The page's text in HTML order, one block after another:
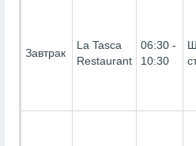
Завтрак
La Tasca
Restaurant
06:30 -
10:30